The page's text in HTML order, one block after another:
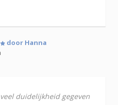
door Hanna
duidelijkheid gegeven